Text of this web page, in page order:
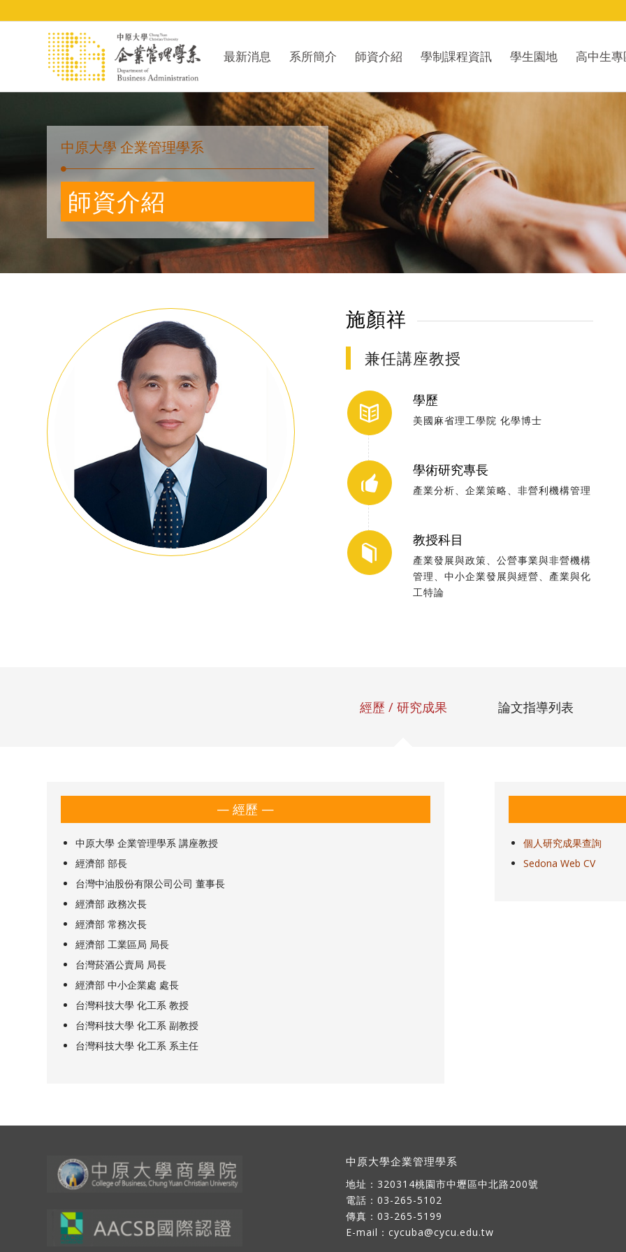
最新消息 系所簡介 師資介紹 學制課程資訊 學生園地 高中生專
中原大學 企業管理學系
師資介紹
施顏祥
兼任講座教授
學歷
美國麻省理工學院 化學博士
學術研究專長
產業分析、企業策略、非營利機構管理
教授科目
產業發展與政策、公營事業與非營機構
管理、中小企業發展與經營、產業與化
工特論
經歷 / 研究成果 論文指導列表
— 經歷 —
中原大學 企業管理學系 講座教授
經濟部 部長
台灣中油股份有限公司公司 董事長
經濟部 政務次長
經濟部 常務次長
經濟部 工業區局 局長
台灣菸酒公賣局 局長
經濟部 中小企業處 處長
台灣科技大學 化工系 教授
台灣科技大學 化工系 副教授
台灣科技大學 化工系 系主任
個人研究成果查詢
Sedona Web CV
中原大學企業管理學系
地址： 320314桃園市中壢區中北路200號
電話：03-265-5102
傳真：03-265-5199
E-mail： cycuba@cycu.edu.tw